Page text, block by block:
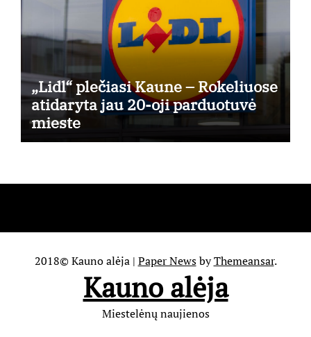
„Lidl“ plečiasi Kaune – Rokeliuose
atidaryta jau 20-oji parduotuvė
mieste
2018© Kauno alėja | Paper NewsbyThemeansar.
Kauno alėja
Miestelėnų naujienos